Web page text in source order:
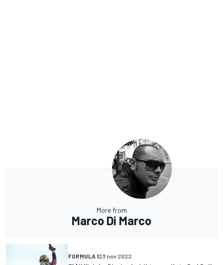
More from
Marco Di Marco
FORMULA 123 nov 2022